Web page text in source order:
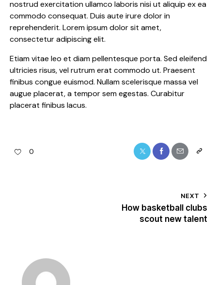
nostrud exercitation ullamco laboris nisi ut aliquip ex ea
commodo consequat. Duis aute irure dolor in
reprehenderit. Lorem ipsum dolor sit amet,
consectetur adipiscing elit.
Etiam vitae leo et diam pellentesque porta. Sed eleifend
ultricies risus, vel rutrum erat commodo ut. Praesent
finibus congue euismod. Nullam scelerisque massa vel
augue placerat, a tempor sem egestas. Curabitur
placerat finibus lacus.
0
NEXT
How basketball clubs
scout new talent